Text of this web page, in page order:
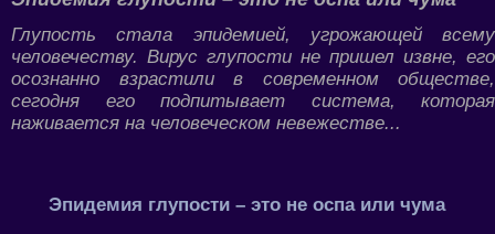
Глупость стала эпидемией, угрожающей всему
человечеству. Вирус глупости не пришел извне, его
осознанно взрастили в современном обществе,
сегодня его подпитывает система, которая
наживается на человеческом невежестве...
Эпидемия глупости – это не оспа или чума